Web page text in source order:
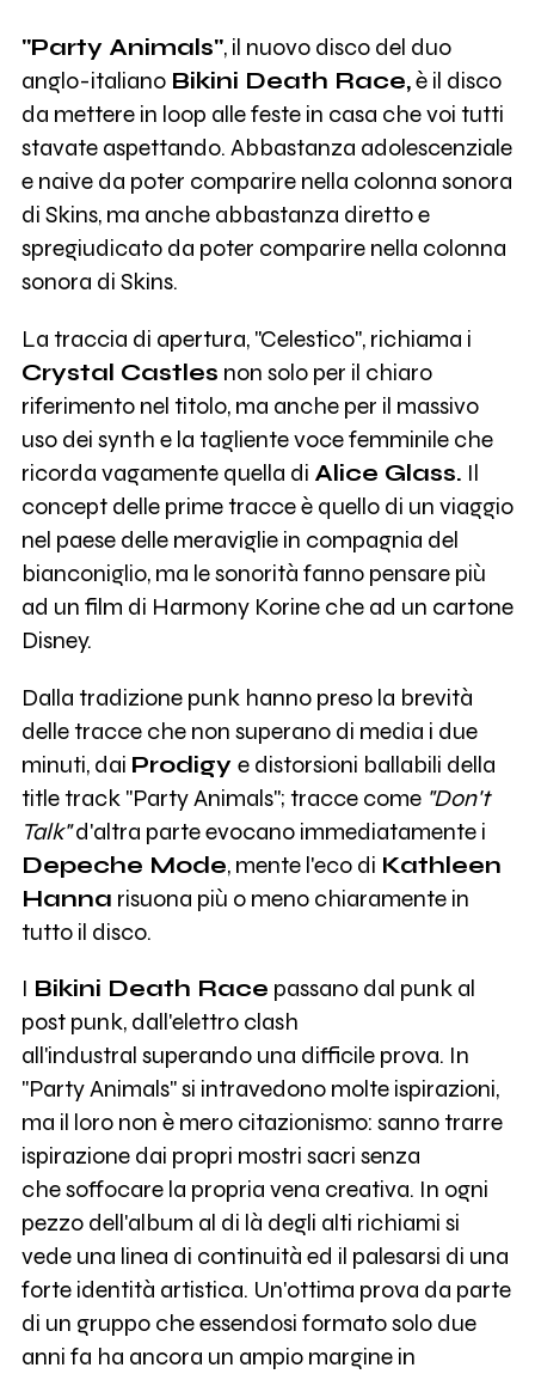
"Party Animals", il nuovo disco del duo
anglo-italiano Bikini Death Race,è il disco
da mettere in loop alle feste in casa che voi tutti
stavate aspettando. Abbastanza adolescenziale
e naive da poter comparire nella colonna sonora
di Skins, ma anche abbastanza diretto e
spregiudicato da poter comparire nella colonna
sonora di Skins.
La traccia di apertura, "Celestico", richiama i
Crystal Castles non solo per il chiaro
riferimento nel titolo, ma anche per il massivo
uso dei synth e la tagliente voce femminile che
ricorda vagamente quella di Alice Glass. Il
concept delle prime tracce è quello di un viaggio
nel paese delle meraviglie in compagnia del
bianconiglio, ma le sonorità fanno pensare più
ad un film di Harmony Korine che ad un cartone
Disney.
Dalla tradizione punk hanno preso la brevità
delle tracce che non superano di media i due
minuti, dai Prodigy e distorsioni ballabili della
title track "Party Animals"; tracce come "Don't
Talk"d'altra parte evocano immediatamente i
Depeche Mode, mente l'eco di Kathleen
Hanna risuona più o meno chiaramente in
tutto il disco.
I Bikini Death Race passano dal punk al
post punk, dall'elettro clash
all'industral superando una difficile prova. In
"Party Animals" si intravedono molte ispirazioni,
ma il loro non è mero citazionismo: sanno trarre
ispirazione dai propri mostri sacri senza
che soffocare la propria vena creativa. In ogni
pezzo dell'album al di là degli alti richiami si
vede una linea di continuità ed il palesarsi di una
forte identità artistica. Un'ottima prova da parte
di un gruppo che essendosi formato solo due
anni fa ha ancora un ampio margine in